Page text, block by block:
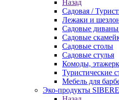
Назад
Садовая /
Лежаки и
Садовые диваны
Садовые
Садовые столы
Садовые стулья
Комоды,
Туристические
Мебель для
Эко-продукты